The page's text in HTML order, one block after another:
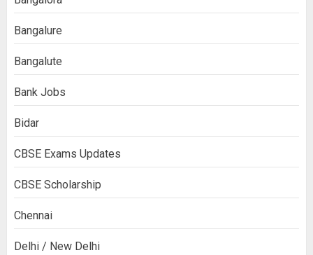
Bangalure
Bangalute
Bank Jobs
Bidar
CBSE Exams Updates
CBSE Scholarship
Chennai
Delhi / New Delhi